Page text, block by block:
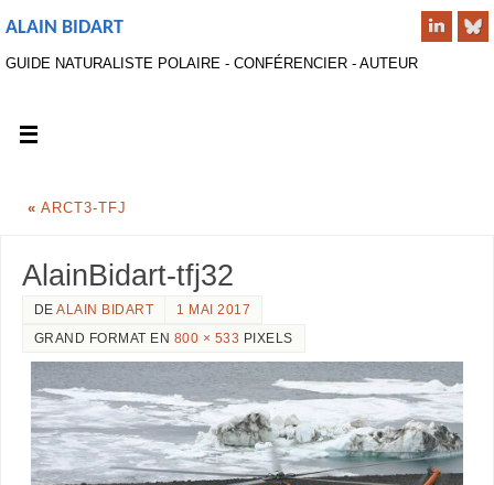
ALAIN BIDART
GUIDE NATURALISTE POLAIRE - CONFÉRENCIER - AUTEUR
« ARCT3-TFJ
AlainBidart-tfj32
DEALAIN BIDART
1 MAI 2017
GRAND FORMAT EN 800 × 533 PIXELS